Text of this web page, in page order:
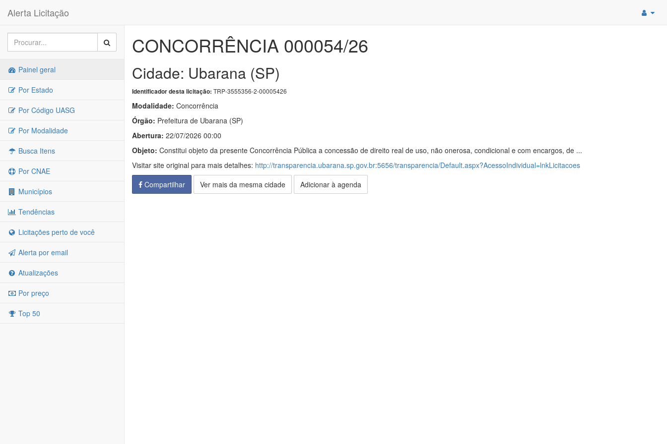
Alerta Licitação
Painel geral
Por Estado
Por Código UASG
Por Modalidade
Busca Itens
Por CNAE
Municípios
Tendências
Licitações perto de você
Alerta por email
Atualizações
Por preço
Top 50
CONCORRÊNCIA 000054/26
Cidade: Ubarana (SP)
Identificador desta licitação: TRP-3555356-2-00005426
Modalidade: Concorrência
Órgão: Prefeitura de Ubarana (SP)
Abertura: 22/07/2026 00:00
Objeto: Constitui objeto da presente Concorrência Pública a concessão de direito real de uso, não onerosa, condicional e com encargos, de ...
Visitar site original para mais detalhes: http://transparencia.ubarana.sp.gov.br:5656/transparencia/Default.aspx?AcessoIndividual=lnkLicitacoes
Compartilhar
Ver mais da mesma cidade Adicionar à agenda